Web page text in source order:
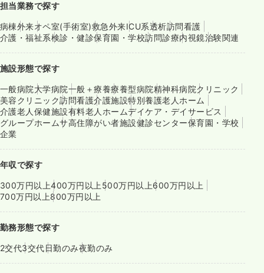
担当業務で探す
病棟外来オペ室(手術室)救急外来ICU系透析訪問看護
介護・福祉系検診・健診保育園・学校訪問診療内視鏡治験関連
施設形態で探す
一般病院大学病院一般＋療養療養型病院精神科病院クリニック
美容クリニック訪問看護介護施設特別養護老人ホーム
介護老人保健施設有料老人ホームデイケア・デイサービス
グループホームサ高住障がい者施設健診センター保育園・学校
企業
年収で探す
300万円以上400万円以上 500万円以上600万円以上
700万円以上800万円以上
勤務形態で探す
2交代3交代日勤のみ夜勤のみ